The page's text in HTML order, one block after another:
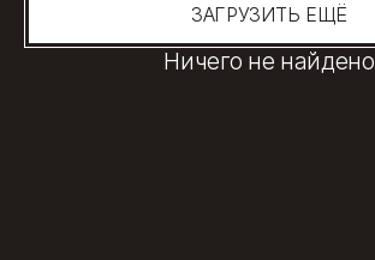
ЗАГРУЗИТЬ ЕЩЁ
Ничего не найдено